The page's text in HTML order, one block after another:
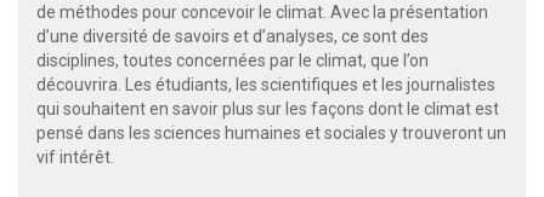
de méthodes pour concevoir le climat. Avec la présentation
d’une diversité de savoirs et d’analyses, ce sont des
disciplines, toutes concernées par le climat, que l’on
découvrira. Les étudiants, les scientifiques et les journalistes
qui souhaitent en savoir plus sur les façons dont le climat est
pensé dans les sciences humaines et sociales y trouveront un
vif intérêt.